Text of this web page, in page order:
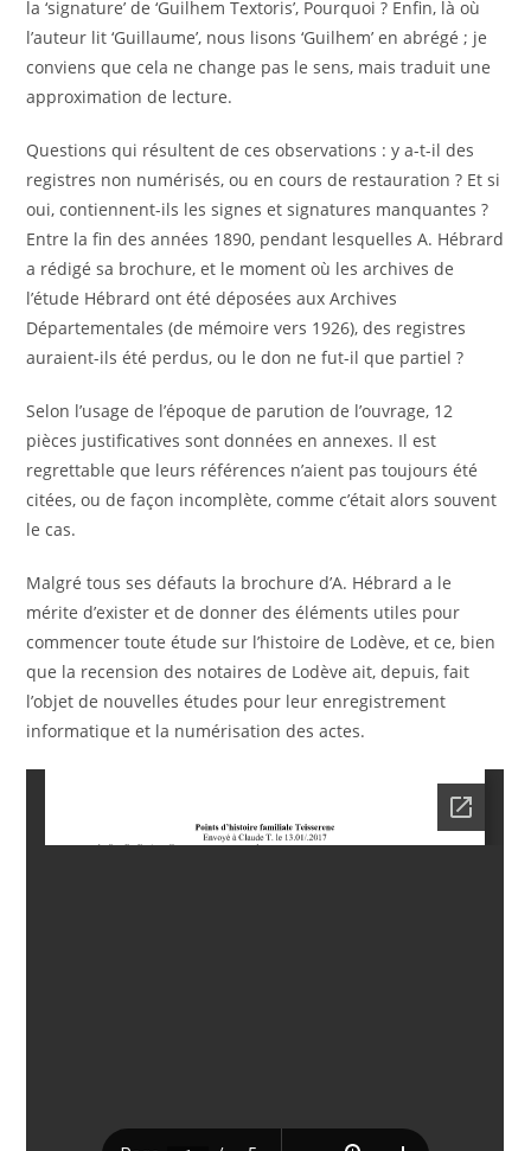
la ‘signature’ de ‘Guilhem Textoris’, Pourquoi ? Enfin, là où
l’auteur lit ‘Guillaume’, nous lisons ‘Guilhem’ en abrégé ; je
conviens que cela ne change pas le sens, mais traduit une
approximation de lecture.
Questions qui résultent de ces observations : y a-t-il des
registres non numérisés, ou en cours de restauration ? Et si
oui, contiennent-ils les signes et signatures manquantes ?
Entre la fin des années 1890, pendant lesquelles A. Hébrard
a rédigé sa brochure, et le moment où les archives de
l’étude Hébrard ont été déposées aux Archives
Départementales (de mémoire vers 1926), des registres
auraient-ils été perdus, ou le don ne fut-il que partiel ?
Selon l’usage de l’époque de parution de l’ouvrage, 12
pièces justificatives sont données en annexes. Il est
regrettable que leurs références n’aient pas toujours été
citées, ou de façon incomplète, comme c’était alors souvent
le cas.
Malgré tous ses défauts la brochure d’A. Hébrard a le
mérite d’exister et de donner des éléments utiles pour
commencer toute étude sur l’histoire de Lodève, et ce, bien
que la recension des notaires de Lodève ait, depuis, fait
l’objet de nouvelles études pour leur enregistrement
informatique et la numérisation des actes.